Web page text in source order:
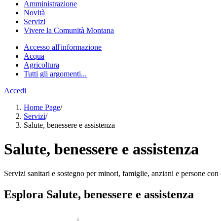
Amministrazione
Novità
Servizi
Vivere la Comunità Montana
Accesso all'informazione
Acqua
Agricoltura
Tutti gli argomenti...
Accedi
Home Page/
Servizi/
Salute, benessere e assistenza
Salute, benessere e assistenza
Servizi sanitari e sostegno per minori, famiglie, anziani e persone con
Esplora Salute, benessere e assistenza